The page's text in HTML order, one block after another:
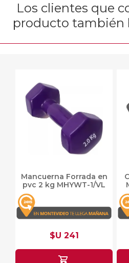
Los clientes que
producto también
Mancuerna Forrada en
pvc 2 kg MHYWT-1/VL
$U 241